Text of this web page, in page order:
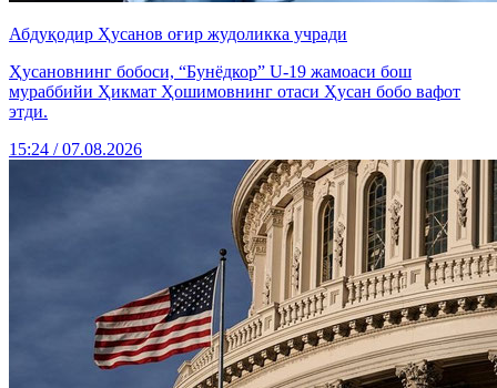
Абдуқодир Ҳусанов оғир жудоликка учради
Ҳусановнинг бобоси, “Бунёдкор” U-19 жамоаси бош
мураббийи Ҳикмат Ҳошимовнинг отаси Ҳусан бобо вафот
этди.
15:24 / 07.08.2026